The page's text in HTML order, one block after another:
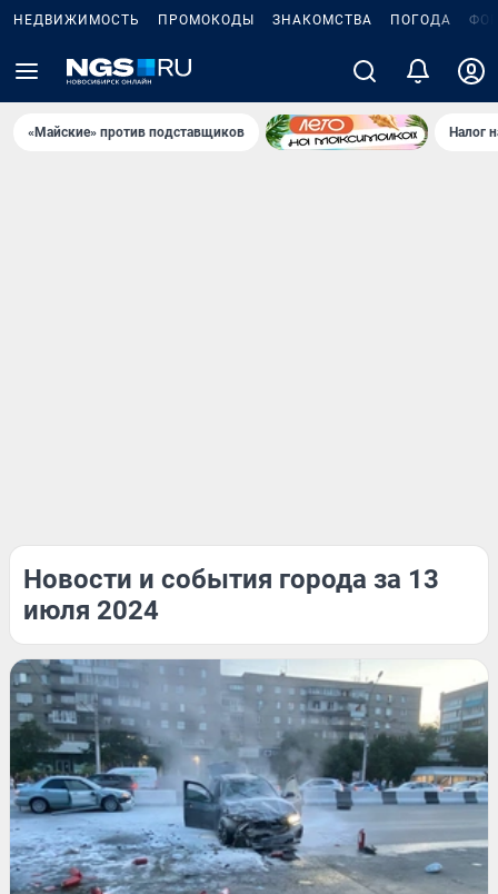
НЕДВИЖИМОСТЬ ПРОМОКОДЫ ЗНАКОМСТВА ПОГОДА
«Майские» против подставщиков Налог
Новости и события города за 13
июля 2024